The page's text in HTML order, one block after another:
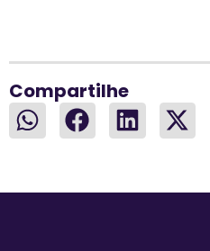
Compartilhe